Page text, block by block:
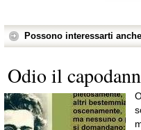
Possono interessarti
Odio il